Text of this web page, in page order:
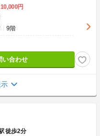
10,000円
9階
い合わせ
徒歩2分